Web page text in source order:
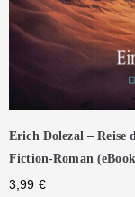
Erich Dolezal – Reise
Fiction-Roman
3,99 €